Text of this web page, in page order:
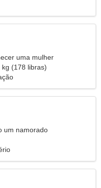
uma mulher
(178 libras)
um namorado